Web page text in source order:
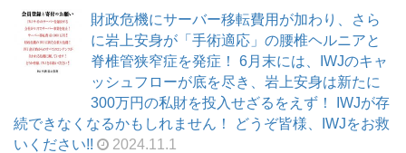
財政危機にサーバー移転費用が加わり、さら
に岩上安身が「手術適応」の腰椎ヘルニアと
脊椎管狭窄症を発症！ 6月末には、IWJのキャ
ッシュフローが底を尽き、岩上安身は新たに
300万円の私財を投入せざるをえず！ IWJが存
続できなくなるかもしれません！ どうぞ皆様、IWJをお救
いください!!
2024.11.1